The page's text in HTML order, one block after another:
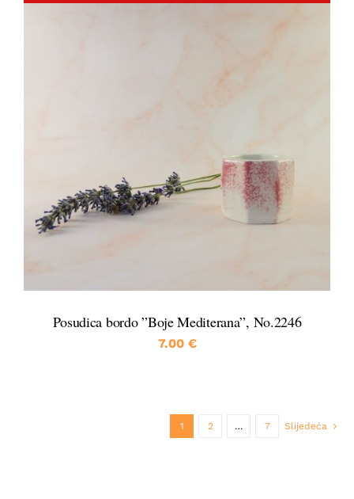
Posudica bordo ”Boje Mediterana”, No.2246
7.00 €
1 2 … 7 Slijedeća